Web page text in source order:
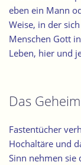
eben ein Mann
Weise, in der
Menschen Gott
Leben, hier und
Das
Fastentücher
Hochaltäre und
Sinn nehmen sie